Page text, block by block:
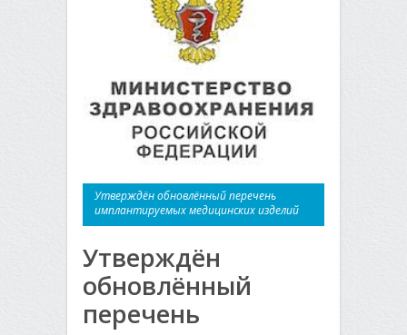
Утверждён обновлённый перечень
имплантируемых медицинских изделий
Утверждён
обновлённый
перечень